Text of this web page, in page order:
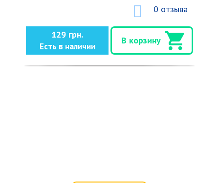
0 отзыва
129 грн.
Есть в наличии
В корзину